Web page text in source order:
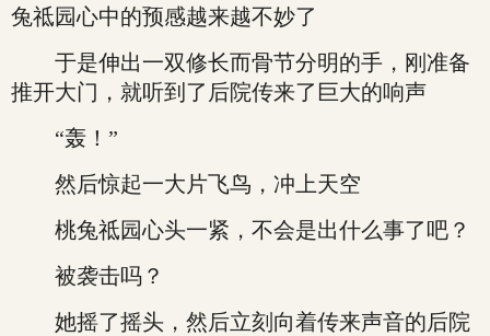
兔祗园心中的预感越来越不妙了
于是伸出一双修长而骨节分明的手，刚准备
推开大门，就听到了后院传来了巨大的响声
“轰！”
然后惊起一大片飞鸟，冲上天空
桃兔祗园心头一紧，不会是出什么事了吧？
被袭击吗？
她摇了摇头，然后立刻向着传来声音的后院